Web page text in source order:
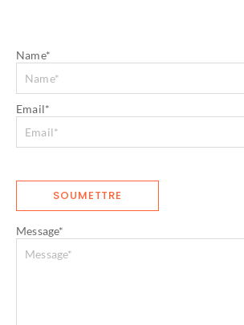
Message*
Name*
Email*